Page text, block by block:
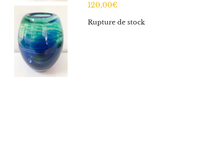
120,00€
Rupture de stock